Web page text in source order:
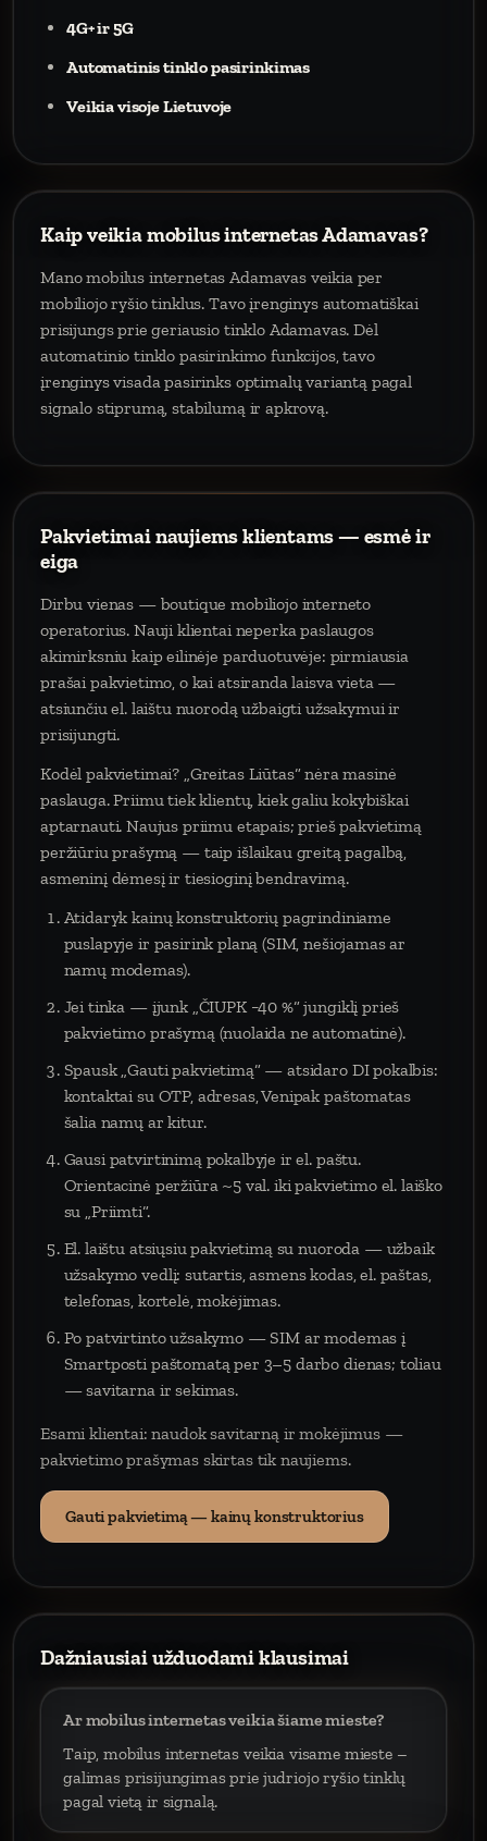
4G+ ir 5G
Automatinis tinklo pasirinkimas
Veikia visoje Lietuvoje
Kaip veikia mobilus internetas Adamavas?
Mano mobilus internetas Adamavas veikia per
mobiliojo ryšio tinklus. Tavo įrenginys automatiškai
prisijungs prie geriausio tinklo Adamavas. Dėl
automatinio tinklo pasirinkimo funkcijos, tavo
įrenginys visada pasirinks optimalų variantą pagal
signalo stiprumą, stabilumą ir apkrovą.
Pakvietimai naujiems klientams — esmė ir
eiga
Dirbu vienas — boutique mobiliojo interneto
operatorius. Nauji klientai neperka paslaugos
akimirksniu kaip eilinėje parduotuvėje: pirmiausia
prašai pakvietimo, o kai atsiranda laisva vieta —
atsiunčiu el. laištu nuorodą užbaigti užsakymui ir
prisijungti.
Kodėl pakvietimai? „Greitas Liūtas“ nėra masinė
paslauga. Priimu tiek klientų, kiek galiu kokybiškai
aptarnauti. Naujus priimu etapais; prieš pakvietimą
peržiūriu prašymą — taip išlaikau greitą pagalbą,
asmeninį dėmesį ir tiesioginį bendravimą.
Atidaryk kainų konstruktorių pagrindiniame
puslapyje ir pasirink planą (SIM, nešiojamas ar
namų modemas).
Jei tinka — įjunk „ČIUPK −40 %“ jungiklį prieš
pakvietimo prašymą (nuolaida ne automatinė).
Spausk „Gauti pakvietimą“ — atsidaro DI pokalbis:
kontaktai su OTP, adresas, Venipak paštomatas
šalia namų ar kitur.
Gausi patvirtinimą pokalbyje ir el. paštu.
Orientacinė peržiūra ~5 val. iki pakvietimo el. laiško
su „Priimti“.
El. laištu atsiųsiu pakvietimą su nuoroda — užbaik
užsakymo vedlį: sutartis, asmens kodas, el. paštas,
telefonas, kortelė, mokėjimas.
Po patvirtinto užsakymo — SIM ar modemas į
Smartposti paštomatą per 3–5 darbo dienas; toliau
— savitarna ir sekimas.
Esami klientai: naudok savitarną ir mokėjimus —
pakvietimo prašymas skirtas tik naujiems.
Gauti pakvietimą — kainų konstruktorius
Dažniausiai užduodami klausimai
Ar mobilus internetas veikia šiame mieste?
Taip, mobilus internetas veikia visame mieste –
galimas prisijungimas prie judriojo ryšio tinklų
pagal vietą ir signalą.